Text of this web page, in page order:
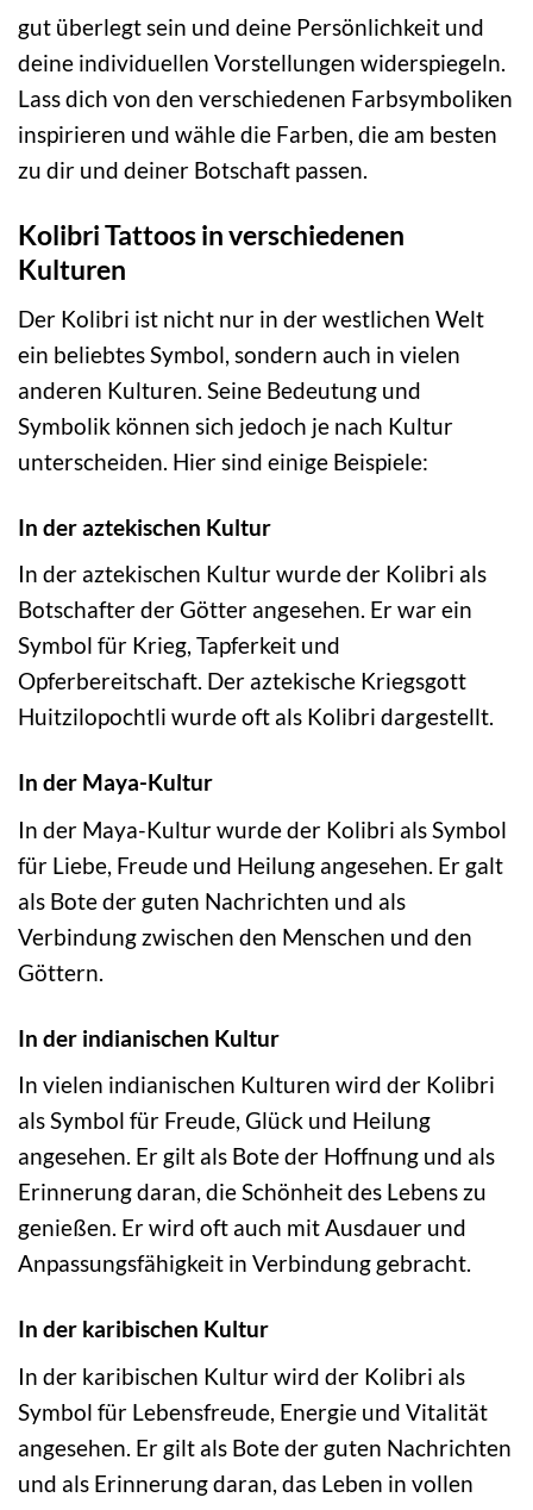
gut überlegt sein und deine Persönlichkeit und
deine individuellen Vorstellungen widerspiegeln.
Lass dich von den verschiedenen Farbsymboliken
inspirieren und wähle die Farben, die am besten
zu dir und deiner Botschaft passen.
Kolibri Tattoos in verschiedenen
Kulturen
Der Kolibri ist nicht nur in der westlichen Welt
ein beliebtes Symbol, sondern auch in vielen
anderen Kulturen. Seine Bedeutung und
Symbolik können sich jedoch je nach Kultur
unterscheiden. Hier sind einige Beispiele:
In der aztekischen Kultur
In der aztekischen Kultur wurde der Kolibri als
Botschafter der Götter angesehen. Er war ein
Symbol für Krieg, Tapferkeit und
Opferbereitschaft. Der aztekische Kriegsgott
Huitzilopochtli wurde oft als Kolibri dargestellt.
In der Maya-Kultur
In der Maya-Kultur wurde der Kolibri als Symbol
für Liebe, Freude und Heilung angesehen. Er galt
als Bote der guten Nachrichten und als
Verbindung zwischen den Menschen und den
Göttern.
In der indianischen Kultur
In vielen indianischen Kulturen wird der Kolibri
als Symbol für Freude, Glück und Heilung
angesehen. Er gilt als Bote der Hoffnung und als
Erinnerung daran, die Schönheit des Lebens zu
genießen. Er wird oft auch mit Ausdauer und
Anpassungsfähigkeit in Verbindung gebracht.
In der karibischen Kultur
In der karibischen Kultur wird der Kolibri als
Symbol für Lebensfreude, Energie und Vitalität
angesehen. Er gilt als Bote der guten Nachrichten
und als Erinnerung daran, das Leben in vollen